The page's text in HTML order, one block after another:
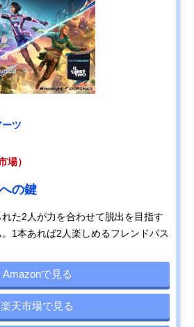
ツ
場）
の鍵
た2人が力を合わせて脱出を目指す
1本あれば2人楽しめるフレンドパス
Amazonで見る
楽天市場で見る